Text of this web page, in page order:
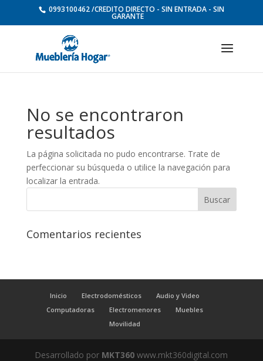
0993100462 /CREDITO DIRECTO - SIN ENTRADA - SIN
GARANTE
No se encontraron
resultados
La página solicitada no pudo encontrarse. Trate de
perfeccionar su búsqueda o utilice la navegación para
localizar la entrada.
Comentarios recientes
Inicio Electrodomésticos
Audio y Video
Computadoras
Electromenores
Muebles
Movilidad
Desarrollado por MKT360 www.mkt360digital.com